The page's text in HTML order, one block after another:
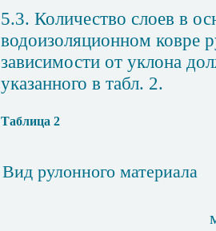
5.3. Количество слоев в
водоизоляционном ковре
зависимости от уклона
указанного в табл. 2.
Таблица 2
Вид рулонного материала